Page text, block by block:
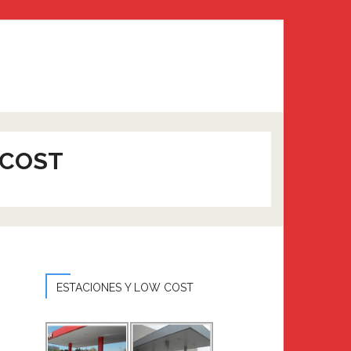
ESTACIONES Y LOW COST